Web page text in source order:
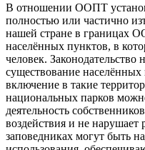
В отношении ООПТ
полностью или частично
нашей стране в границах
населённых пунктов, в
человек. Законодательство
существование
включение в такие
национальных парков
деятельность
воздействия и не
заповедниках могут быть